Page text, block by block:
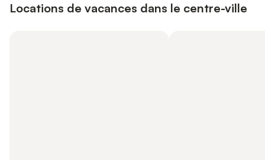
Locations de vacances dans le centre-ville